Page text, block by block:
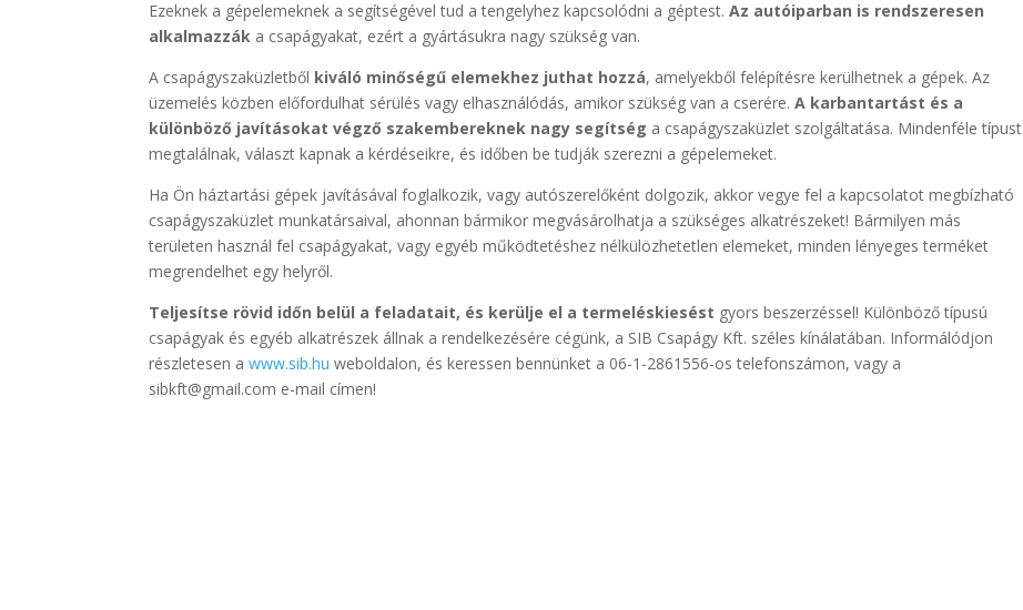
Ezeknek a gépelemeknek a segítségével tud a tengelyhez kapcsolódni a géptest.Az autóiparban is rendszeresen
alkalmazzák a csapágyakat, ezért a gyártásukra nagy szükség van.
A csapágyszaküzletből kiváló minőségű elemekhez juthat hozzá, amelyekből felépítésre kerülhetnek a gépek. Az
üzemelés közben előfordulhat sérülés vagy elhasználódás, amikor szükség van a cserére.A karbantartást és a
különböző javításokat végző szakembereknek nagy segítség a csapágyszaküzlet szolgáltatása. Mindenféle típust
megtalálnak, választ kapnak a kérdéseikre, és időben be tudják szerezni a gépelemeket.
Ha Ön háztartási gépek javításával foglalkozik, vagy autószerelőként dolgozik, akkor vegye fel a kapcsolatot megbízható
csapágyszaküzlet munkatársaival, ahonnan bármikor megvásárolhatja a szükséges alkatrészeket! Bármilyen más
területen használ fel csapágyakat, vagy egyéb működtetéshez nélkülözhetetlen elemeket, minden lényeges terméket
megrendelhet egy helyről.
Teljesítse rövid időn belül a feladatait, és kerülje el a termeléskiesést gyors beszerzéssel! Különböző típusú
csapágyak és egyéb alkatrészek állnak a rendelkezésére cégünk, a SIB Csapágy Kft. széles kínálatában. Informálódjon
részletesen awww.sib.hu weboldalon, és keressen bennünket a 06-1-2861556-os telefonszámon, vagy a
sibkft@gmail.com e-mail címen!